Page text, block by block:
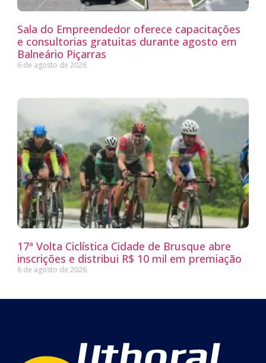
Sala do Empreendedor oferece capacitações
e consultorias gratuitas durante agosto em
Balneário Piçarras
6 de agosto de 2026
17ª Volta Ciclística Cidade de Brusque abre
inscrições e distribui R$ 10 mil em premiação
6 de agosto de 2026